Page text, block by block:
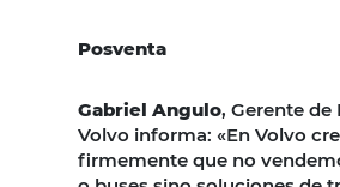
Posventa
Gabriel Angulo, Gerente de
Volvo informa: «En Volvo
firmemente que no